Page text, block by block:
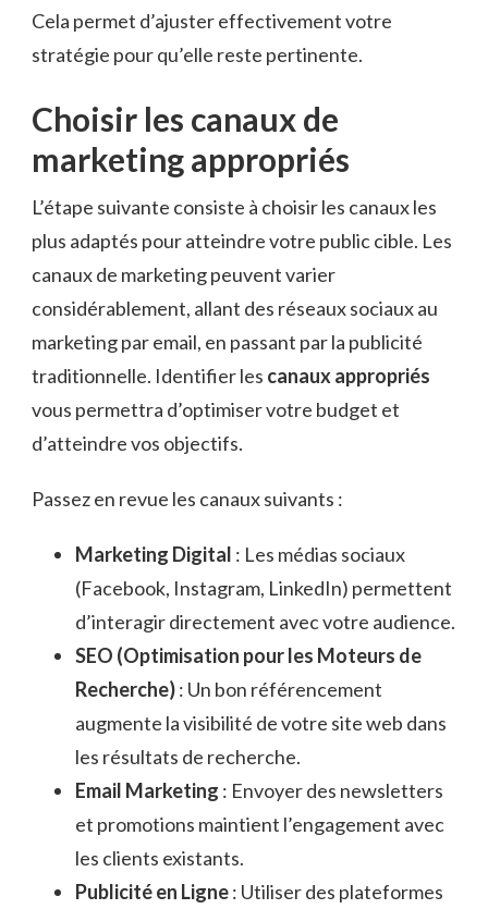
Cela permet d’ajuster effectivement votre
stratégie pour qu’elle reste pertinente.
Choisir les canaux de
marketing appropriés
L’étape suivante consiste à choisir les canaux les
plus adaptés pour atteindre votre public cible. Les
canaux de marketing peuvent varier
considérablement, allant des réseaux sociaux au
marketing par email, en passant par la publicité
traditionnelle. Identifier les canaux appropriés
vous permettra d’optimiser votre budget et
d’atteindre vos objectifs.
Passez en revue les canaux suivants :
Marketing Digital : Les médias sociaux
(Facebook, Instagram, LinkedIn) permettent
d’interagir directement avec votre audience.
SEO (Optimisation pour les Moteurs de
Recherche): Un bon référencement
augmente la visibilité de votre site web dans
les résultats de recherche.
Email Marketing : Envoyer des newsletters
et promotions maintient l’engagement avec
les clients existants.
Publicité en Ligne: Utiliser des plateformes